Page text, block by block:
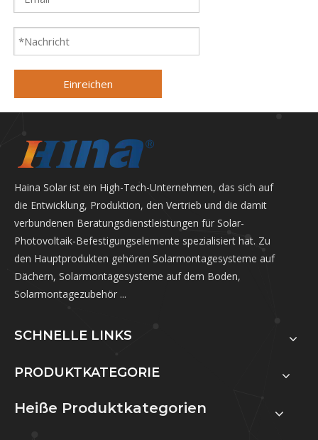
Einreichen
Haina Solar ist ein High-Tech-Unternehmen, das sich auf
die Entwicklung, Produktion, den Vertrieb und die damit
verbundenen Beratungsdienstleistungen für Solar-
Photovoltaik-Befestigungselemente spezialisiert hat. Zu
den Hauptprodukten gehören Solarmontagesysteme auf
Dächern, Solarmontagesysteme auf dem Boden,
Solarmontagezubehör ...
SCHNELLE LINKS
PRODUKTKATEGORIE
Heiße Produktkategorien